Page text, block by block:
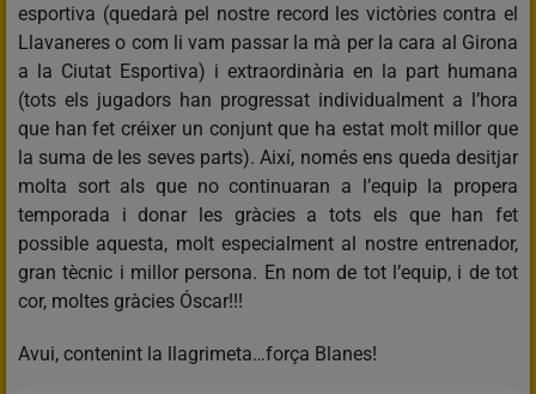
esportiva (quedarà pel nostre record les victòries contra el
Llavaneres o com li vam passar la mà per la cara al Girona
a la Ciutat Esportiva) i extraordinària en la part humana
(tots els jugadors han progressat individualment a l’hora
que han fet créixer un conjunt que ha estat molt millor que
la suma de les seves parts). Així, només ens queda desitjar
molta sort als que no continuaran a l’equip la propera
temporada i donar les gràcies a tots els que han fet
possible aquesta, molt especialment al nostre entrenador,
gran tècnic i millor persona. En nom de tot l’equip, i de tot
cor, moltes gràcies Óscar!!!
Avui, contenint la llagrimeta…força Blanes!